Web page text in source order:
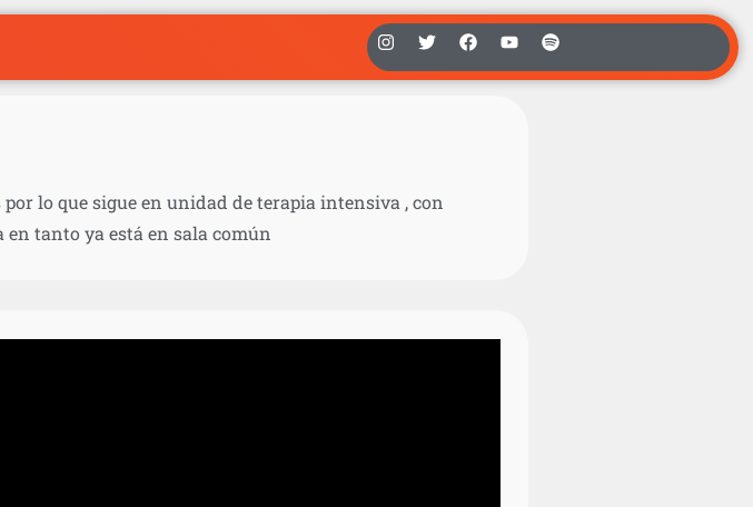
lo que sigue en unidad de terapia intensiva , con
tanto ya está en sala común